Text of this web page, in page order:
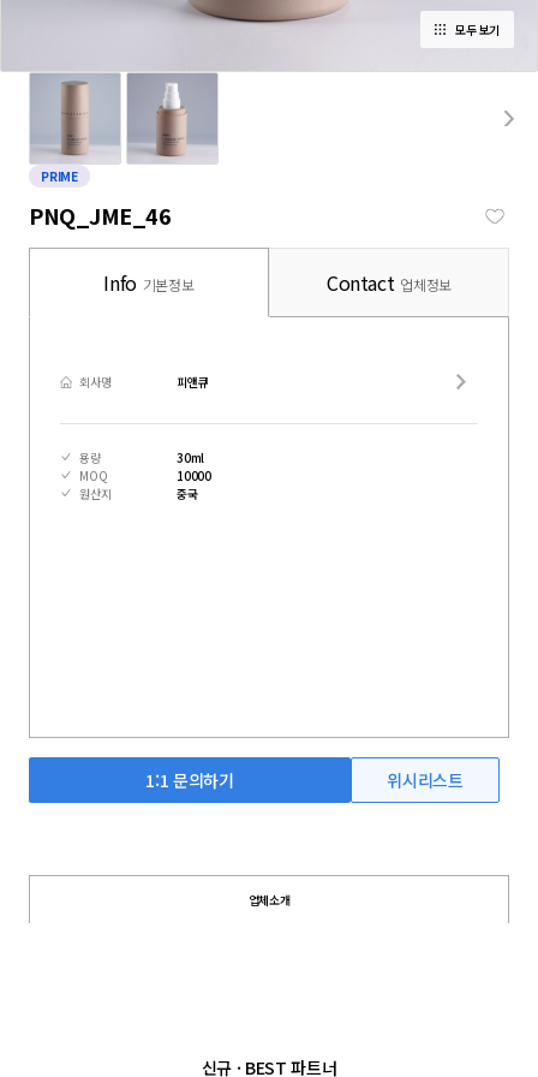
모두 보기
PRIME
PNQ_JME_46
Info 기본정보 Contact 업체정보
회사명 피앤큐
용량
30ml
MOQ
10000
원산지
중국
1:1 문의하기 위시리스트
업체소개
신규 · BEST 파트너